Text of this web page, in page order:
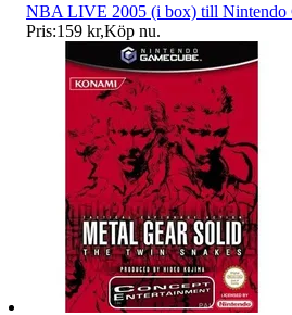
NBA LIVE 2005 (i box) till Nintendo
Pris:159 kr,Köp nu.